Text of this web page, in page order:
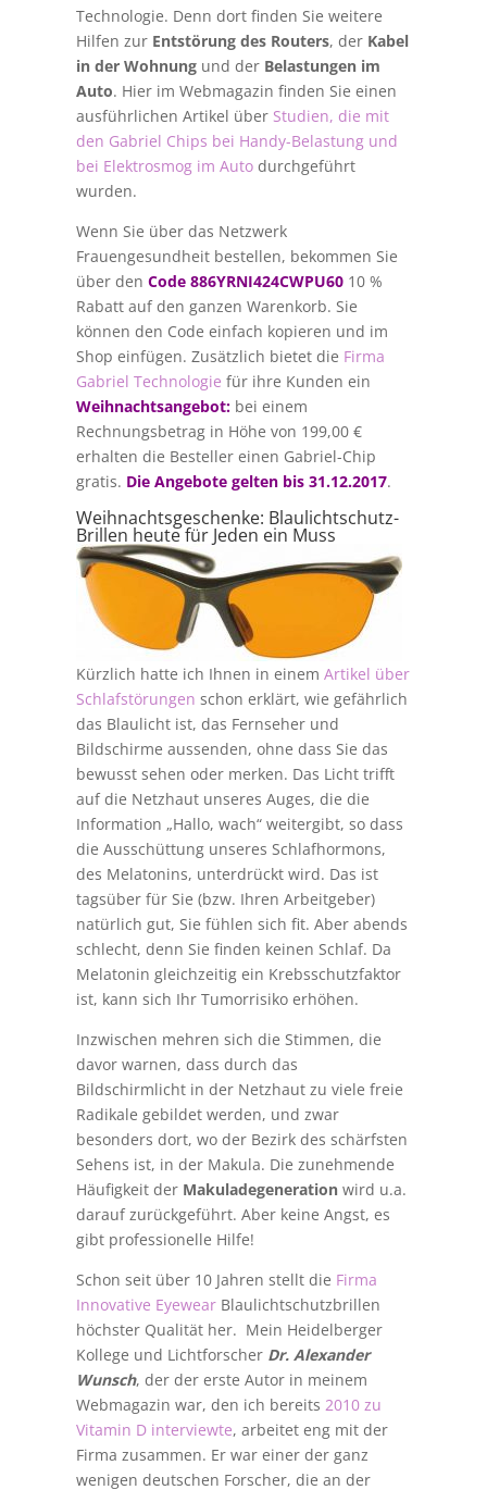
Technologie. Denn dort finden Sie weitere
Hilfen zur Entstörung des Routers, der Kabel
in der Wohnungund der Belastungen im
Auto. Hier im Webmagazin finden Sie einen
ausführlichen Artikel über Studien, die mit
den Gabriel Chips bei Handy-Belastung und
bei Elektrosmog im Autodurchgeführt
wurden.
Wenn Sie über das Netzwerk
Frauengesundheit bestellen, bekommen Sie
über den Code 886YRNI424CWPU60 10 %
Rabatt auf den ganzen Warenkorb. Sie
können den Code einfach kopieren und im
Shop einfügen. Zusätzlich bietet die Firma
Gabriel Technologie für ihre Kunden ein
Weihnachtsangebot:bei einem
Rechnungsbetrag in Höhe von 199,00 €
erhalten die Besteller einen Gabriel-Chip
gratis. Die Angebote gelten bis 31.12.2017.
Weihnachtsgeschenke: Blaulichtschutz-
Brillen heute für Jeden ein Muss
Kürzlich hatte ich Ihnen in einem Artikel über
Schlafstörungen schon erklärt, wie gefährlich
das Blaulicht ist, das Fernseher und
Bildschirme aussenden, ohne dass Sie das
bewusst sehen oder merken. Das Licht trifft
auf die Netzhaut unseres Auges, die die
Information „Hallo, wach“ weitergibt, so dass
die Ausschüttung unseres Schlafhormons,
des Melatonins, unterdrückt wird. Das ist
tagsüber für Sie (bzw. Ihren Arbeitgeber)
natürlich gut, Sie fühlen sich fit. Aber abends
schlecht, denn Sie finden keinen Schlaf. Da
Melatonin gleichzeitig ein Krebsschutzfaktor
ist, kann sich Ihr Tumorrisiko erhöhen.
Inzwischen mehren sich die Stimmen, die
davor warnen, dass durch das
Bildschirmlicht in der Netzhaut zu viele freie
Radikale gebildet werden, und zwar
besonders dort, wo der Bezirk des schärfsten
Sehens ist, in der Makula. Die zunehmende
Häufigkeit der Makuladegenerationwird u.a.
darauf zurückgeführt. Aber keine Angst, es
gibt professionelle Hilfe!
Schon seit über 10 Jahren stellt die Firma
Innovative EyewearBlaulichtschutzbrillen
höchster Qualität her. Mein Heidelberger
Kollege und Lichtforscher Dr. Alexander
Wunsch, der der erste Autor in meinem
Webmagazin war, den ich bereits 2010 zu
Vitamin D interviewte, arbeitet eng mit der
Firma zusammen. Er war einer der ganz
wenigen deutschen Forscher, die an der